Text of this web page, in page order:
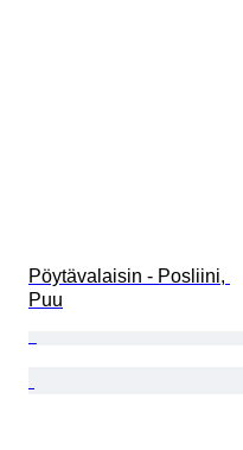
Pöytävalaisin - Posliini,
Puu